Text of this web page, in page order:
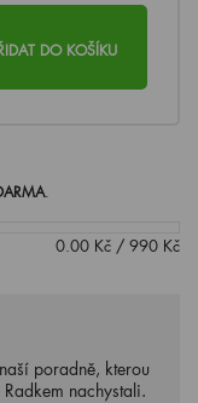
DO KOŠÍKU
.
0.00 Kč / 990 Kč
poradně, kterou
nachystali.